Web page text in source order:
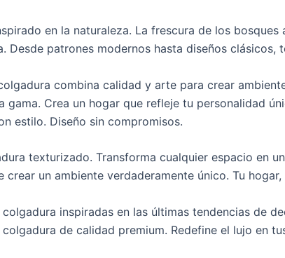
en la naturaleza. La frescura de los
patrones modernos hasta diseños clásicos,
combina calidad y arte para crear
Crea un hogar que refleje tu personalidad
estilo. Diseño sin compromisos.
texturizado. Transforma cualquier espacio en
un ambiente verdaderamente único. Tu
inspiradas en las últimas tendencias de
de calidad premium. Redefine el lujo en